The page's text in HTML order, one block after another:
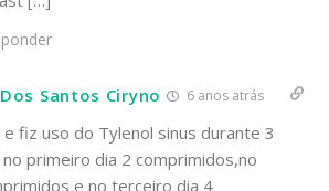
Santos Ciryno 6 anos atrás
e fiz uso do Tylenol sinus durante 3
primeiro dia 2 comprimidos,no
e no terceiro dia 4